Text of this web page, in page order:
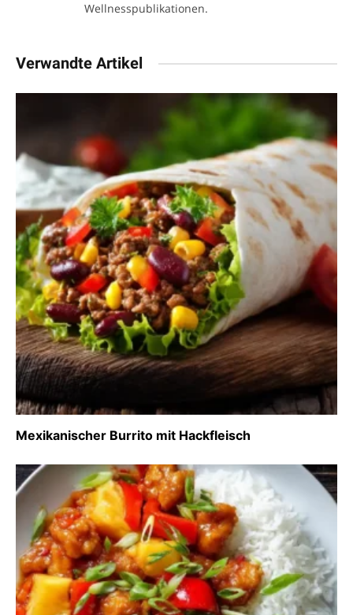
Wellnesspublikationen.
Verwandte Artikel
Mexikanischer Burrito mit Hackfleisch